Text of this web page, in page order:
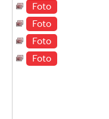
Foto
Foto
Foto
Foto